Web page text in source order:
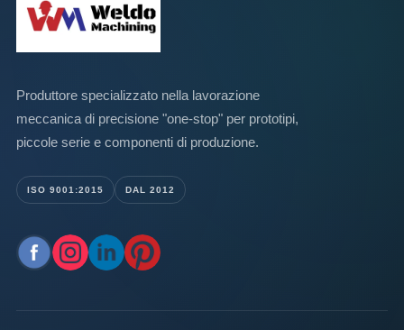
Produttore specializzato nella lavorazione
meccanica di precisione "one-stop" per prototipi,
piccole serie e componenti di produzione.
ISO 9001:2015 DAL 2012